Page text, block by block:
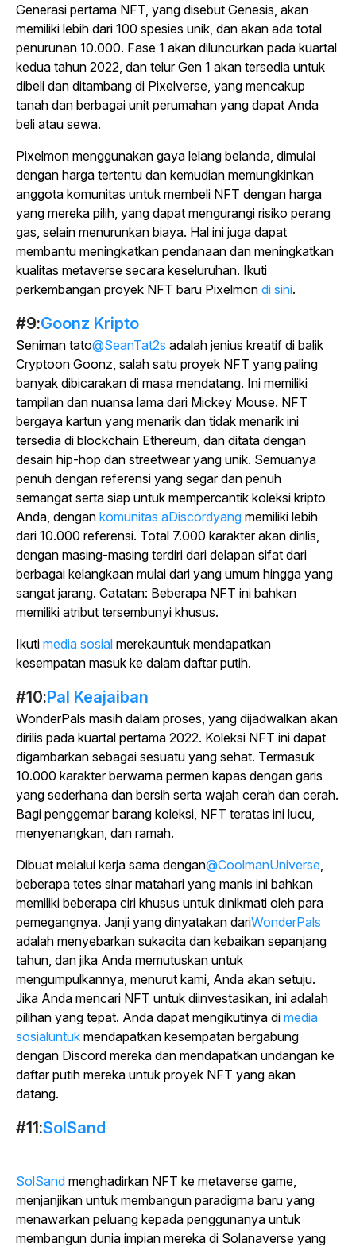
Generasi pertama NFT, yang disebut Genesis, akan
memiliki lebih dari 100 spesies unik, dan akan ada total
penurunan 10.000. Fase 1 akan diluncurkan pada kuartal
kedua tahun 2022, dan telur Gen 1 akan tersedia untuk
dibeli dan ditambang di Pixelverse, yang mencakup
tanah dan berbagai unit perumahan yang dapat Anda
beli atau sewa.
Pixelmon menggunakan gaya lelang belanda, dimulai
dengan harga tertentu dan kemudian memungkinkan
anggota komunitas untuk membeli NFT dengan harga
yang mereka pilih, yang dapat mengurangi risiko perang
gas, selain menurunkan biaya. Hal ini juga dapat
membantu meningkatkan pendanaan dan meningkatkan
kualitas metaverse secara keseluruhan. Ikuti
perkembangan proyek NFT baru Pixelmon di sini.
#9:Goonz Kripto
Seniman tato@SeanTat2s adalah jenius kreatif di balik
Cryptoon Goonz, salah satu proyek NFT yang paling
banyak dibicarakan di masa mendatang. Ini memiliki
tampilan dan nuansa lama dari Mickey Mouse. NFT
bergaya kartun yang menarik dan tidak menarik ini
tersedia di blockchain Ethereum, dan ditata dengan
desain hip-hop dan streetwear yang unik. Semuanya
penuh dengan referensi yang segar dan penuh
semangat serta siap untuk mempercantik koleksi kripto
Anda, dengan komunitas aDiscordyang memiliki lebih
dari 10.000 referensi. Total 7.000 karakter akan dirilis,
dengan masing-masing terdiri dari delapan sifat dari
berbagai kelangkaan mulai dari yang umum hingga yang
sangat jarang. Catatan: Beberapa NFT ini bahkan
memiliki atribut tersembunyi khusus.
Ikuti media sosial merekauntuk mendapatkan
kesempatan masuk ke dalam daftar putih.
#10:Pal Keajaiban
WonderPals masih dalam proses, yang dijadwalkan akan
dirilis pada kuartal pertama 2022. Koleksi NFT ini dapat
digambarkan sebagai sesuatu yang sehat. Termasuk
10.000 karakter berwarna permen kapas dengan garis
yang sederhana dan bersih serta wajah cerah dan cerah.
Bagi penggemar barang koleksi, NFT teratas ini lucu,
menyenangkan, dan ramah.
Dibuat melalui kerja sama dengan@CoolmanUniverse,
beberapa tetes sinar matahari yang manis ini bahkan
memiliki beberapa ciri khusus untuk dinikmati oleh para
pemegangnya. Janji yang dinyatakan dariWonderPals
adalah menyebarkan sukacita dan kebaikan sepanjang
tahun, dan jika Anda memutuskan untuk
mengumpulkannya, menurut kami, Anda akan setuju.
Jika Anda mencari NFT untuk diinvestasikan, ini adalah
pilihan yang tepat. Anda dapat mengikutinya di media
sosialuntuk mendapatkan kesempatan bergabung
dengan Discord mereka dan mendapatkan undangan ke
daftar putih mereka untuk proyek NFT yang akan
datang.
#11:SolSand
SolSand menghadirkan NFT ke metaverse game,
menjanjikan untuk membangun paradigma baru yang
menawarkan peluang kepada penggunanya untuk
membangun dunia impian mereka di Solanaverse yang